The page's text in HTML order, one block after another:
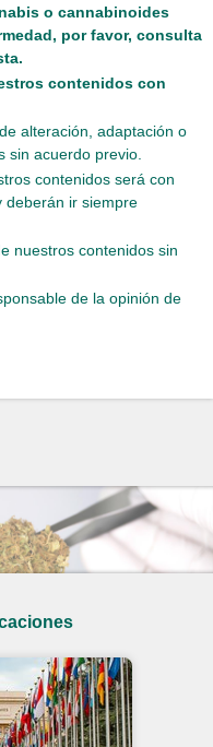
o cannabinoides
por favor, consulta
contenidos con
alteración, adaptación o
sin acuerdo previo.
contenidos será con
deberán ir siempre
nuestros contenidos sin
de la opinión de